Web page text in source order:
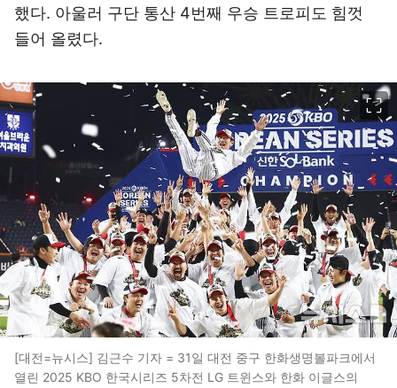
했다. 아울러 구단 통산 4번째 우승 트로피도 힘껏
들어 올렸다.
[대전=뉴시스] 김근수 기자 = 31일 대전 중구 한화생명볼파크에서
열린 2025 KBO 한국시리즈 5차전 LG 트윈스와 한화 이글스의